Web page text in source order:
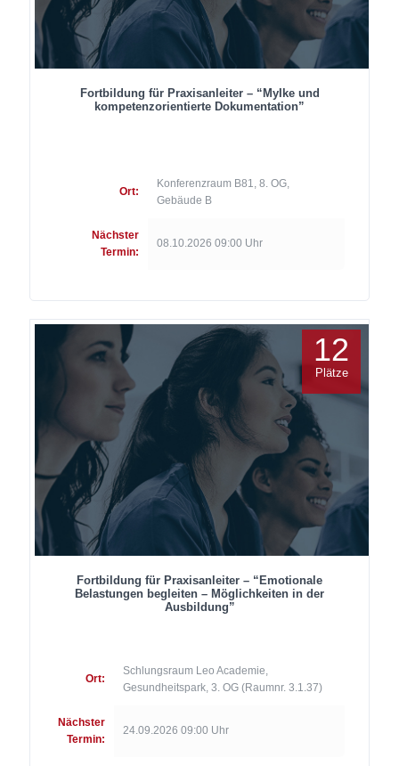
Fortbildung für Praxisanleiter – “MyIke und
kompetenzorientierte Dokumentation”
Ort:
Konferenzraum B81, 8. OG,
Gebäude B
Nächster
Termin:
08.10.2026 09:00 Uhr
Fortbildung für Praxisanleiter – “Emotionale
Belastungen begleiten – Möglichkeiten in der
Ausbildung”
Ort:
Schlungsraum Leo Academie,
Gesundheitspark, 3. OG (Raumnr. 3.1.37)
Nächster
Termin:
24.09.2026 09:00 Uhr
12
Plätze